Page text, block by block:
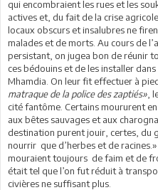
qui encombraient les rues et les
actives et, du fait de la crise
locaux obscurs et insalubres ne
malades et de morts. Au cours de
persistant, on jugea bon de réunir
ces bédouins et de les installer
Mhamdia. On leur fit effectuer à
matraque de la police des zaptiés» ,
cité fantôme. Certains moururent
aux bêtes sauvages et aux
destination purent jouir, certes, du
nourrir que d’herbes et de
mouraient toujours de faim et de
était tel que l’on fut réduit à
civières ne suffisant plus.